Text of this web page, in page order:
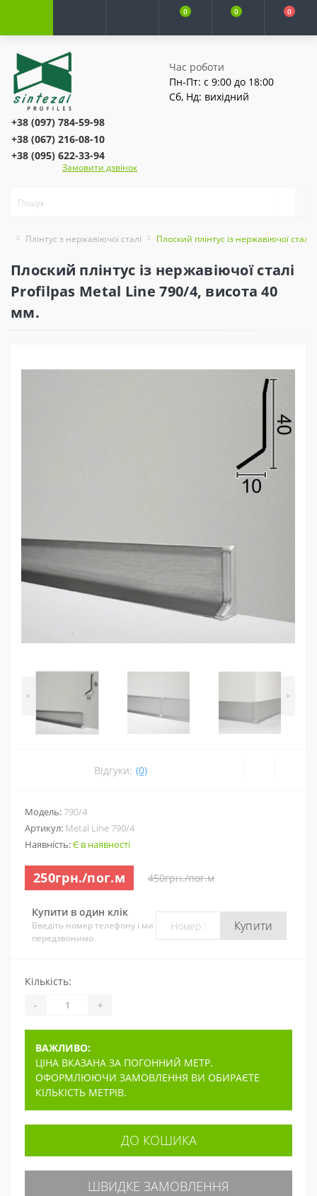
0 0 0
Час роботи
Пн-Пт: с 9:00 до 18:00
Сб, Нд: вихідний
+38 (097) 784-59-98
+38 (067) 216-08-10
+38 (095) 622-33-94
Замовити дзвінок
Плінтус з нержавіючої сталі Плоский плінтус із нержавіючої
Плоский плінтус із нержавіючої сталі
Profilpas Metal Line 790/4, висота 40
мм.
< >
Відгуки: (0)
Модель:790/4
Артикул: Metal Line 790/4
Наявність:Є в наявності
250грн./пог.м 450грн./пог.м
Купити в один клік
Введіть номер телефону і ми
передзвонимо
Купити
Кількість:
- +
ВАЖЛИВО:
ЦІНА ВКАЗАНА ЗА ПОГОННИЙ МЕТР.
ОФОРМЛЮЮЧИ ЗАМОВЛЕННЯ ВИ ОБИРАЄТЕ
КІЛЬКІСТЬ МЕТРІВ.
ДО КОШИКА
ШВИДКЕ ЗАМОВЛЕННЯ